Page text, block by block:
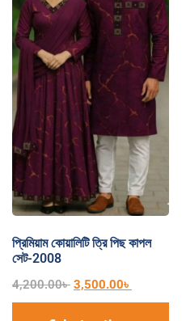
প্রিমিয়াম কোয়ালিটি ত্রি পিছ কাপল
সেট-2008
4,200.00৳ 3,500.00৳